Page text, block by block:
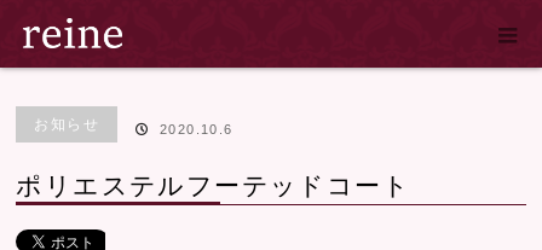
ブログ
ポリエステルフーテッドコート
お知らせ 2020.10.6
ポリエステルフーテッドコート